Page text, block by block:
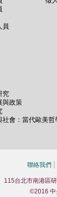
員
究
與政策
社會：當代歐美哲
聯絡我們
115台北市南港區
©2016 中